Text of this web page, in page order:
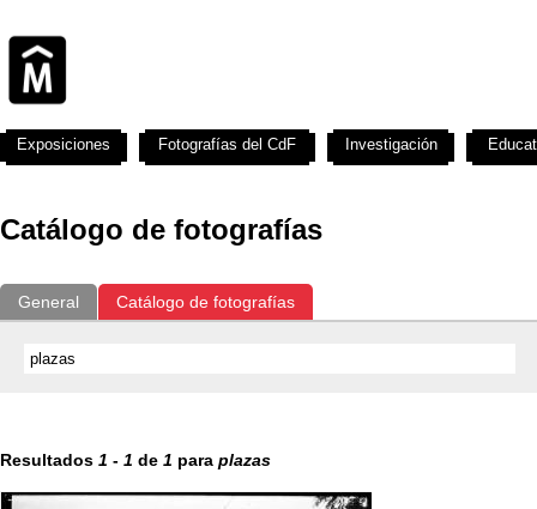
Catálogo de fotografías
General Catálogo de fotografías
Resultados 1 - 1 de 1 para plazas
Exposiciones Fotografías del CdF Investigación